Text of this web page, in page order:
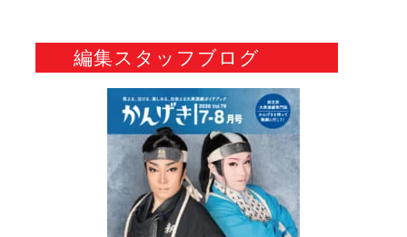
編集スタッフブログ